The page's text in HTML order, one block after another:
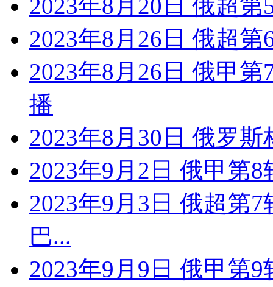
2023年8月20日 俄超
2023年8月26日 俄超
2023年8月26日 俄甲
播
2023年8月30日 俄罗
2023年9月2日 俄甲第
2023年9月3日 俄超第
巴...
2023年9月9日 俄甲第